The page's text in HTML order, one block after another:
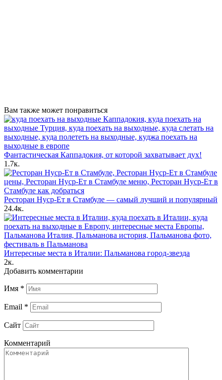
Вам также может понравиться
Фантастическая Каппадокия, от которой захватывает дух!
1.7к.
Ресторан Нуср-Ет в Стамбуле — самый лучший и популярный
24.4к.
Интересные места в Италии: Пальманова город-звезда
2к.
Добавить комментарии
Имя *
Email *
Сайт
Комментарий